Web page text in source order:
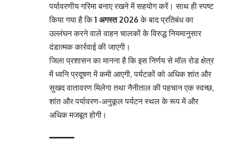
पर्यावरणीय गरिमा बनाए रखने में सहयोग करें। साथ ही स्पष्ट
किया गया है कि1 अगस्त 2026 के बाद प्रतिबंध का
उल्लंघन करने वाले वाहन चालकों के विरुद्ध नियमानुसार
दंडात्मक कार्रवाई की जाएगी।
जिला प्रशासन का मानना है कि इस निर्णय से मॉल रोड क्षेत्र
में ध्वनि प्रदूषण में कमी आएगी, पर्यटकों को अधिक शांत और
सुखद वातावरण मिलेगा तथा नैनीताल की पहचान एक स्वच्छ,
शांत और पर्यावरण-अनुकूल पर्यटन स्थल के रूप में और
अधिक मजबूत होगी।